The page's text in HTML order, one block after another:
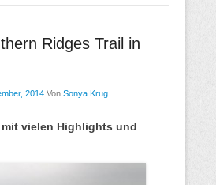
Ridges Trail in
2014 Von Sonya Krug
vielen Highlights und